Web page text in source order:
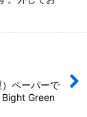
ペーパーで
Green